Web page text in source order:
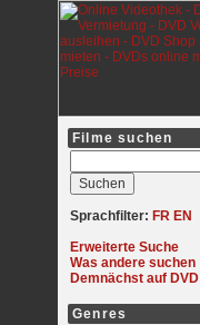
Filme suchen
Sprachfilter: FR EN
Erweiterte Suche
Was andere suchen
Demnächst auf DVD
Genres